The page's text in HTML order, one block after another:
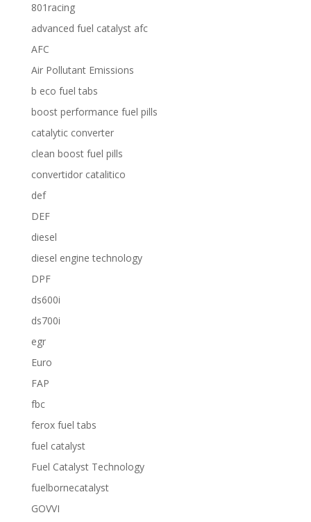
801racing
advanced fuel catalyst afc
AFC
Air Pollutant Emissions
b eco fuel tabs
boost performance fuel pills
catalytic converter
clean boost fuel pills
convertidor catalitico
def
DEF
diesel
diesel engine technology
DPF
ds600i
ds700i
egr
Euro
FAP
fbc
ferox fuel tabs
fuel catalyst
Fuel Catalyst Technology
fuelbornecatalyst
GOVVI